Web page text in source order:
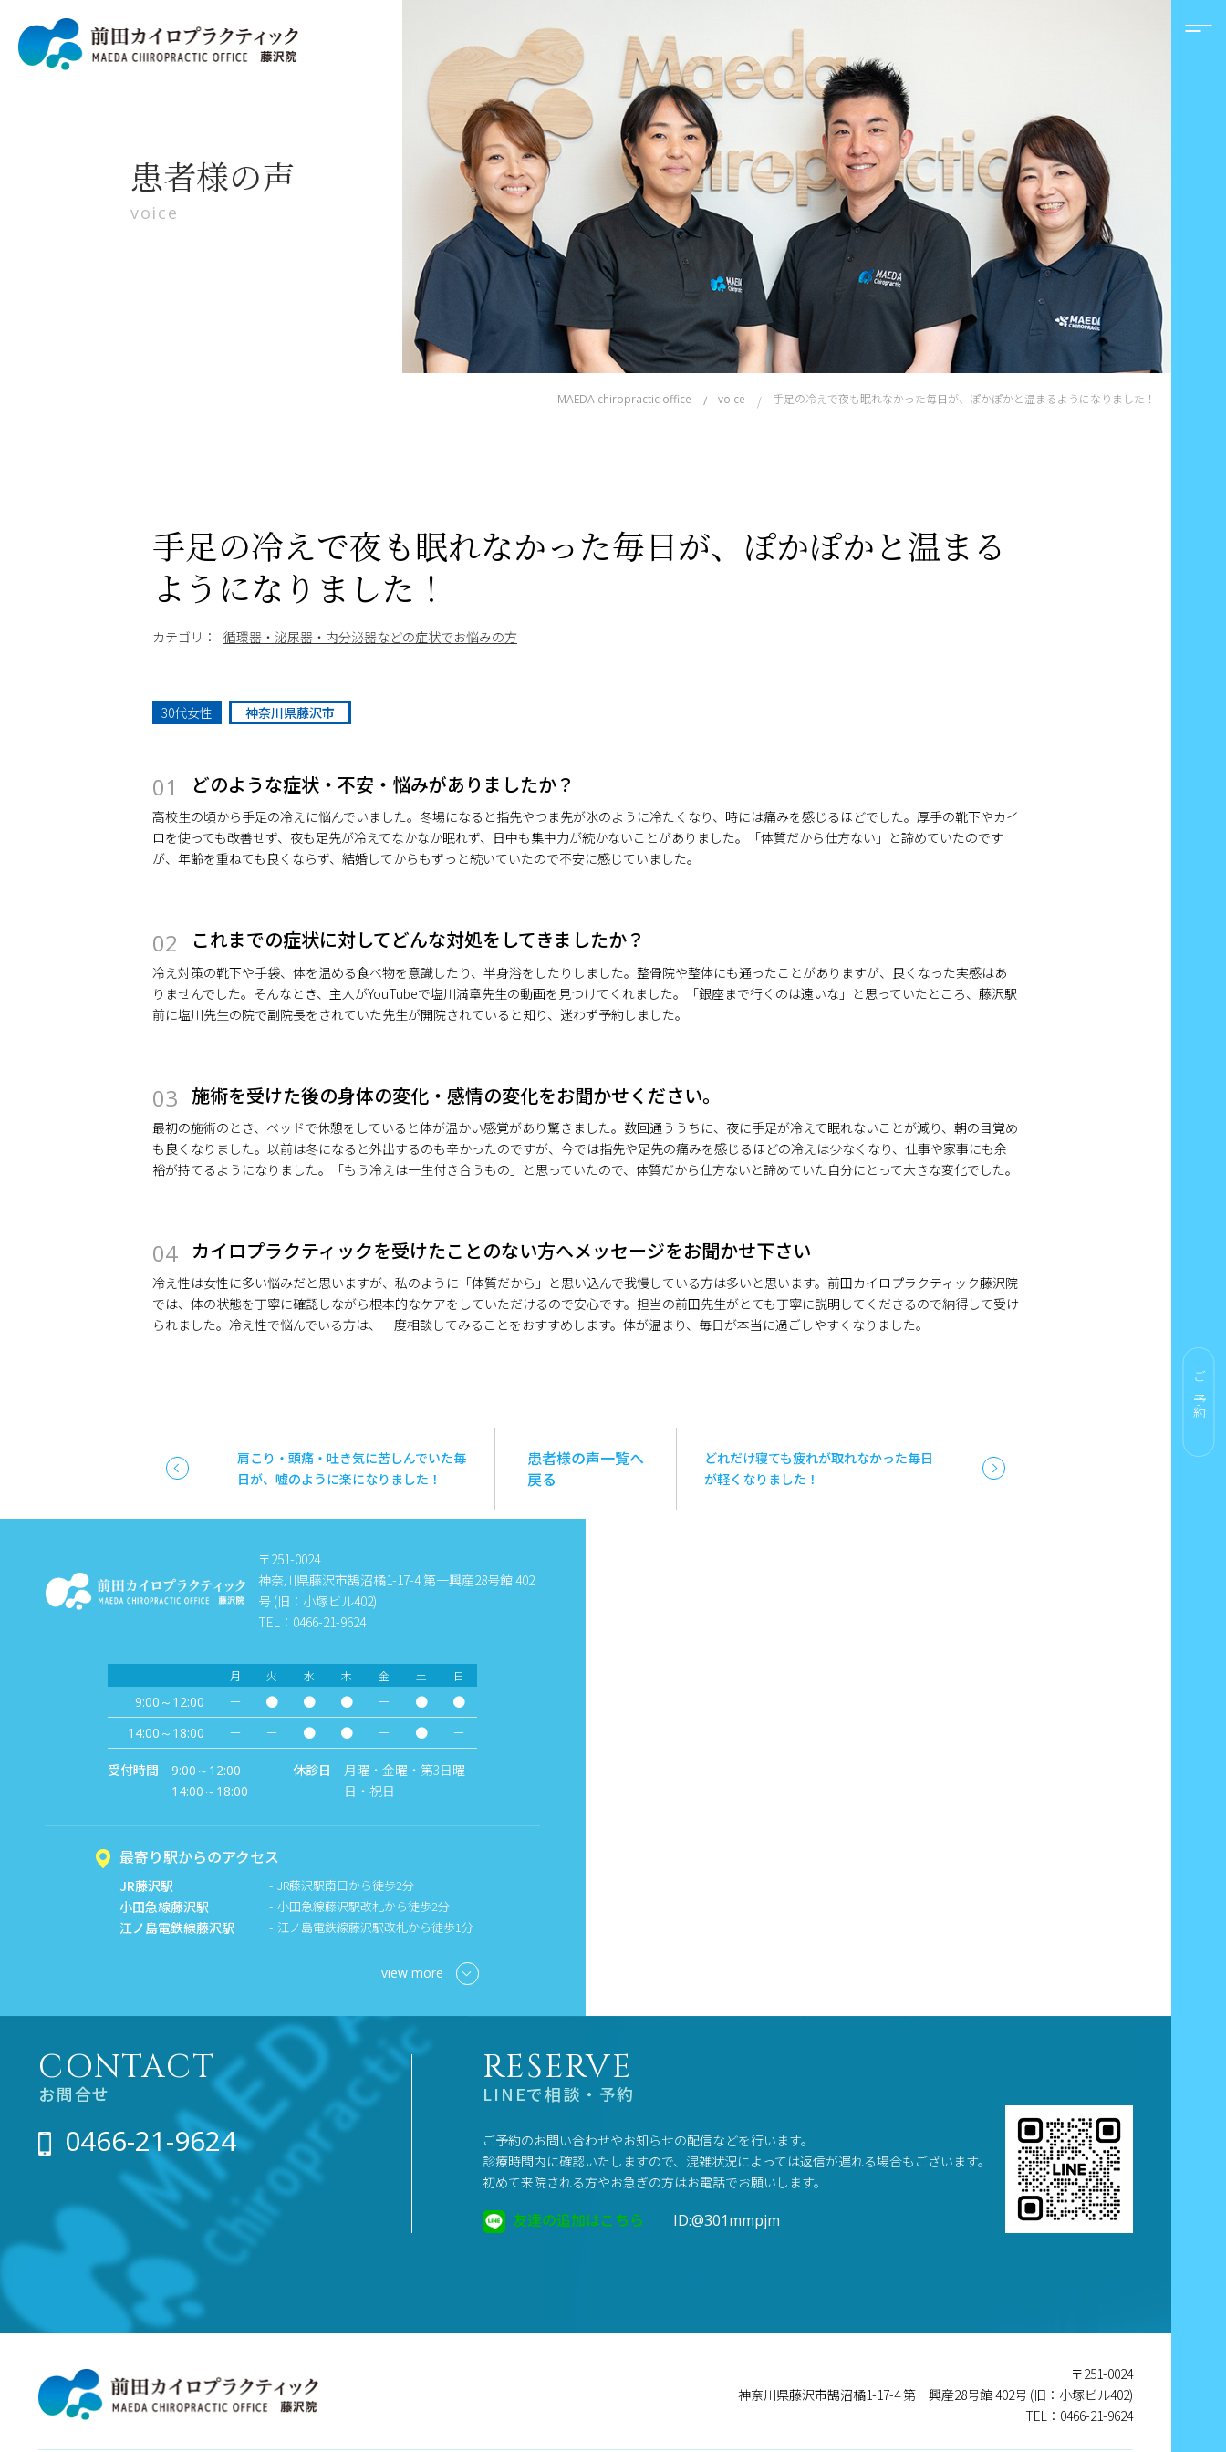
患者様の声
voice
MAEDA chiropractic office voice 手足の冷えで夜も眠れなかった毎日が、ぽかぽかと温まるようになりました！
手足の冷えで夜も眠れなかった毎日が、ぽかぽかと温まる
ようになりました！
カテゴリ： 循環器・泌尿器・内分泌器などの症状でお悩みの方
30代女性 神奈川県藤沢市
01 どのような症状・不安・悩みがありましたか？
高校生の頃から手足の冷えに悩んでいました。冬場になると指先やつま先が氷のように冷たくなり、時には痛みを感じるほどでした。厚手の靴下やカイ
ロを使っても改善せず、夜も足先が冷えてなかなか眠れず、日中も集中力が続かないことがありました。「体質だから仕方ない」と諦めていたのです
が、年齢を重ねても良くならず、結婚してからもずっと続いていたので不安に感じていました。
02 これまでの症状に対してどんな対処をしてきましたか？
冷え対策の靴下や手袋、体を温める食べ物を意識したり、半身浴をしたりしました。整骨院や整体にも通ったことがありますが、良くなった実感はあ
りませんでした。そんなとき、主人がYouTubeで塩川満章先生の動画を見つけてくれました。「銀座まで行くのは遠いな」と思っていたところ、藤沢駅
前に塩川先生の院で副院長をされていた先生が開院されていると知り、迷わず予約しました。
03 施術を受けた後の身体の変化・感情の変化をお聞かせください。
最初の施術のとき、ベッドで休憩をしていると体が温かい感覚があり驚きました。数回通ううちに、夜に手足が冷えて眠れないことが減り、朝の目覚め
も良くなりました。以前は冬になると外出するのも辛かったのですが、今では指先や足先の痛みを感じるほどの冷えは少なくなり、仕事や家事にも余
裕が持てるようになりました。「もう冷えは一生付き合うもの」と思っていたので、体質だから仕方ないと諦めていた自分にとって大きな変化でした。
04 カイロプラクティックを受けたことのない方へメッセージをお聞かせ下さい
冷え性は女性に多い悩みだと思いますが、私のように「体質だから」と思い込んで我慢している方は多いと思います。前田カイロプラクティック藤沢院
では、体の状態を丁寧に確認しながら根本的なケアをしていただけるので安心です。担当の前田先生がとても丁寧に説明してくださるので納得して受け
られました。冷え性で悩んでいる方は、一度相談してみることをおすすめします。体が温まり、毎日が本当に過ごしやすくなりました。
肩こり・頭痛・吐き気に苦しんでいた毎
日が、嘘のように楽になりました！
患者様の声一覧へ
戻る
どれだけ寝ても疲れが取れなかった毎日
が軽くなりました！
〒251-0024
神奈川県藤沢市鵠沼橘1-17-4 第一興産28号館 402
号 (旧：小塚ビル402)
TEL：0466-21-9624
月 火 水 木 金 土 日
9:00～12:00 － ● ● ● － ● ●
14:00～18:00 － － ● ● － ● －
受付時間
9:00～12:00
14:00～18:00
休診日
月曜・金曜・第3日曜
日・祝日
最寄り駅からのアクセス
JR藤沢駅 JR藤沢駅南口から徒歩2分
小田急線藤沢駅 小田急線藤沢駅改札から徒歩2分
江ノ島電鉄線藤沢駅 江ノ島電鉄線藤沢駅改札から徒歩1分
view more
CONTACT
お問合せ
0466-21-9624
RESERVE
LINEで相談・予約
ご予約のお問い合わせやお知らせの配信などを行います。
診療時間内に確認いたしますので、混雑状況によっては返信が遅れる場合もございます。
初めて来院される方やお急ぎの方はお電話でお願いします。
友達の追加はこちら ID:@301mmpjm
〒251-0024
神奈川県藤沢市鵠沼橘1-17-4 第一興産28号館 402号 (旧：小塚ビル402)
TEL：0466-21-9624
ご予約